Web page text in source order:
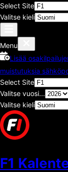
Select Site
Valitse kieli
Menu
Lisää
muistutuksia
Select Site
Valitse vuosi...
Valitse kieli
F1